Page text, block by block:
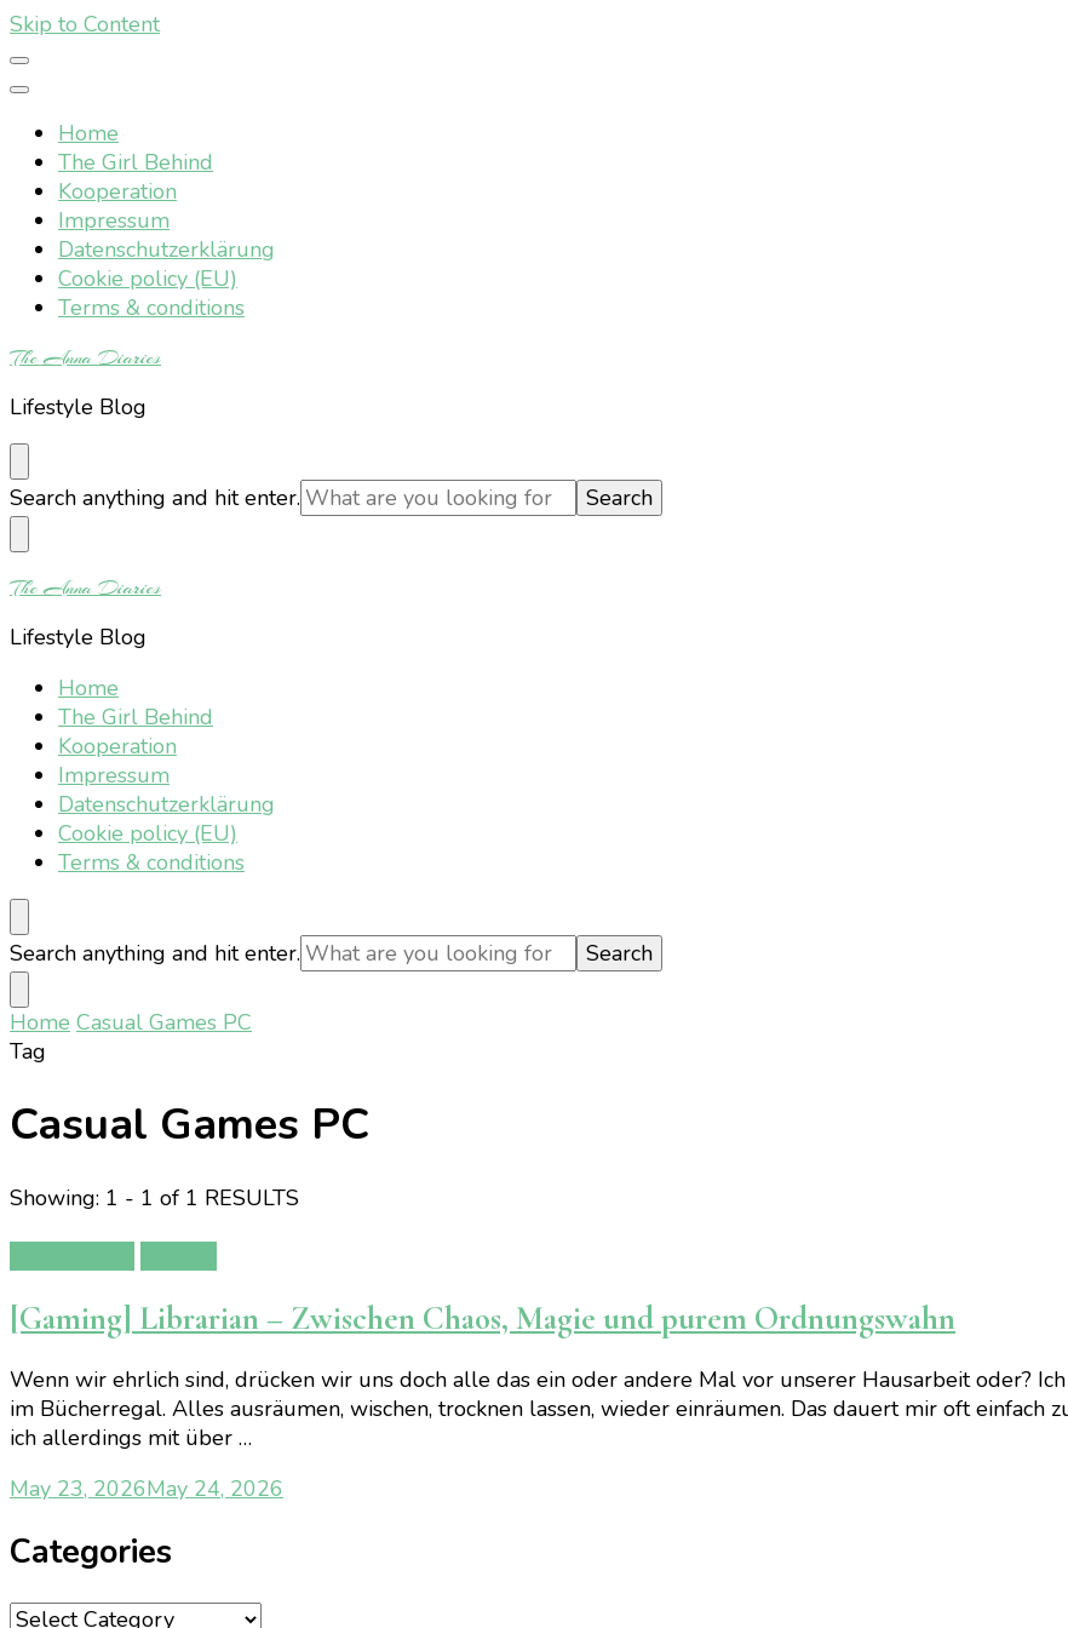
Skip to Content
Home
The Girl Behind
Kooperation
Impressum
Datenschutzerklärung
Cookie policy (EU)
Terms & conditions
The Anna Diaries
Lifestyle Blog
Looking
for
Something?
Search anything and hit enter.
The Anna Diaries
Lifestyle Blog
Home
The Girl Behind
Kooperation
Impressum
Datenschutzerklärung
Cookie policy (EU)
Terms & conditions
Looking
for
Something?
Search anything and hit enter.
Home Casual Games PC
Tag
Casual Games PC
Showing: 1 - 1 of 1 RESULTS
[Gaming] Librarian – Zwischen Chaos, Magie und purem Ordnungswahn
Wenn wir ehrlich sind, drücken wir uns doch alle das ein oder andere Mal vor unserer Hausarbeit oder?
im Bücherregal. Alles ausräumen, wischen, trocknen lassen, wieder einräumen. Das dauert mir oft einfach
ich allerdings mit über …
May 23, 2026May 24, 2026
Categories
Categories